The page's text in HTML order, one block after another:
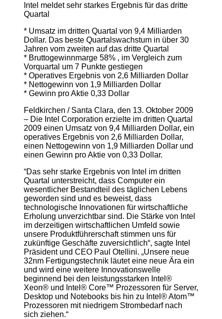
Intel meldet sehr starkes Ergebnis für das dritte
Quartal
* Umsatz im dritten Quartal von 9,4 Milliarden
Dollar. Das beste Quartalswachstum in über 30
Jahren vom zweiten auf das dritte Quartal
* Bruttogewinnmarge 58% , im Vergleich zum
Vorquartal um 7 Punkte gestiegen
* Operatives Ergebnis von 2,6 Milliarden Dollar
* Nettogewinn von 1,9 Milliarden Dollar
* Gewinn pro Aktie 0,33 Dollar
Feldkirchen / Santa Clara, den 13. Oktober 2009
– Die Intel Corporation erzielte im dritten Quartal
2009 einen Umsatz von 9,4 Milliarden Dollar, ein
operatives Ergebnis von 2,6 Milliarden Dollar,
einen Nettogewinn von 1,9 Milliarden Dollar und
einen Gewinn pro Aktie von 0,33 Dollar.
“Das sehr starke Ergebnis von Intel im dritten
Quartal unterstreicht, dass Computer ein
wesentlicher Bestandteil des täglichen Lebens
geworden sind und es beweist, dass
technologische Innovationen für wirtschaftliche
Erholung unverzichtbar sind. Die Stärke von Intel
im derzeitigen wirtschaftlichen Umfeld sowie
unsere Produktführerschaft stimmen uns für
zukünftige Geschäfte zuversichtlich“, sagte Intel
Präsident und CEO Paul Otellini. „Unsere neue
32nm Fertigungstechnik läutet eine neue Ära ein
und wird eine weitere Innovationswelle
beginnend bei den leistungsstarken Intel®
Xeon® und Intel® Core™ Prozessoren für Server,
Desktop und Notebooks bis hin zu Intel® Atom™
Prozessoren mit niedrigem Strombedarf nach
sich ziehen.“